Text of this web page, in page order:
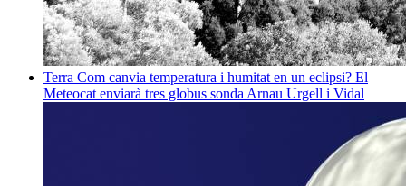
Terra Com canvia temperatura i humitat en un eclipsi? El
Meteocat enviarà tres globus sonda Arnau Urgell i Vidal